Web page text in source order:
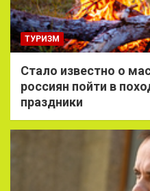
ТУРИЗМ
Стало известно о
россиян пойти в
праздники